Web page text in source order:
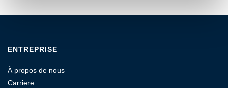
ENTREPRISE
À propos de nous
Carriere